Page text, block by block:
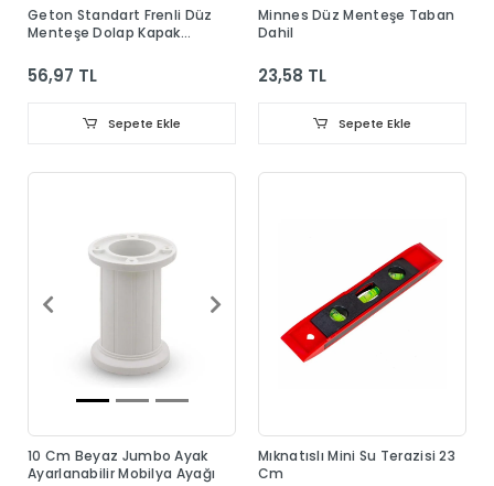
Geton Standart Frenli Düz
Menteşe Dolap Kapak
56,97 TL
Sepete Ekle
Minnes Düz Menteşe Taban
Dahil
23,58 TL
Sepete Ekle
10 Cm Beyaz Jumbo Ayak
Ayarlanabilir Mobilya Ayağı
Mıknatıslı Mini Su Terazisi 23
Cm